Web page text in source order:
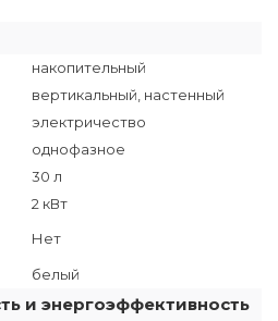
накопительный
вертикальный, настенный
электричество
однофазное
30 л
2 кВт
Нет
белый
и энергоэффективность